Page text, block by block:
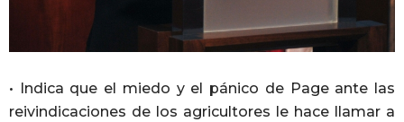
• Indica que el miedo y el pánico de Page ante las
reivindicaciones de los agricultores le hace llamar a